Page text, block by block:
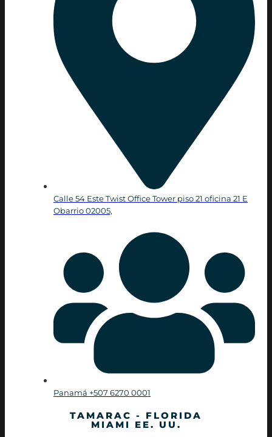
Calle 54 Este Twist Office Tower piso 21 oficina 21 E
Obarrio 02005,
Panamá +507 6270 0001
TAMARAC - FLORIDA
MIAMI EE. UU.